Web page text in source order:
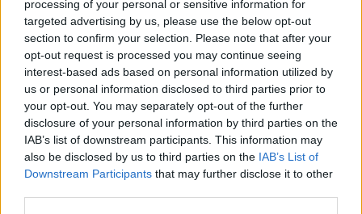
processing of your personal or sensitive information for
targeted advertising by us, please use the below opt-out
section to confirm your selection. Please note that after your
opt-out request is processed you may continue seeing
interest-based ads based on personal information utilized by
us or personal information disclosed to third parties prior to
your opt-out. You may separately opt-out of the further
disclosure of your personal information by third parties on the
IAB’s list of downstream participants. This information may
also be disclosed by us to third parties on the IAB’s List of
Downstream Participants that may further disclose it to other
καλό ύπνο, παρατείνει τη διάρκεια ζωής του
στρώματος και υποστηρίζει καλύτερα το σώμα.
Βάζοντας στην εξίσωση και τον ρόλο της στο
design, τότε δεν αποτελεί απλώς μια πρακτική
λύση, αλλά μια ποιοτική, στυλάτη επιλογή που
αναβαθμίζει την κρεβατοκάμαρα, αλλά και όλη
την καθημερινότητα.
Ακολουθήστε τοnotospress.grστο Google News και
μάθετε πρώτοιόλες τις ειδήσεις